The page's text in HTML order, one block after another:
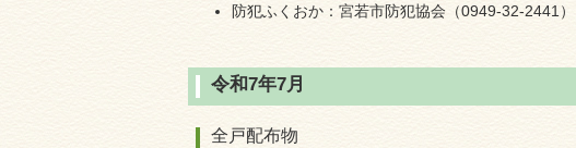
防犯ふくおか：宮若市防犯協会（0949-32-2441）
令和7年7月
全戸配布物